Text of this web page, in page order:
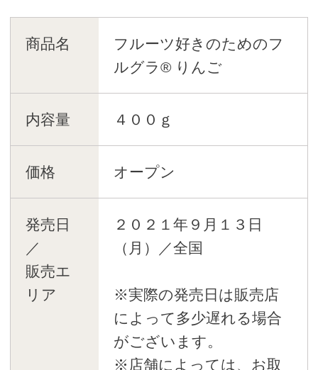
商品名
フルーツ好きのためのフ
ルグラ® りんご
内容量 ４００ｇ
価格 オープン
発売日
／
販売エ
リア
２０２１年９月１３日
（月）／全国
※実際の発売日は販売店
によって多少遅れる場合
がございます。
※店舗によっては、お取